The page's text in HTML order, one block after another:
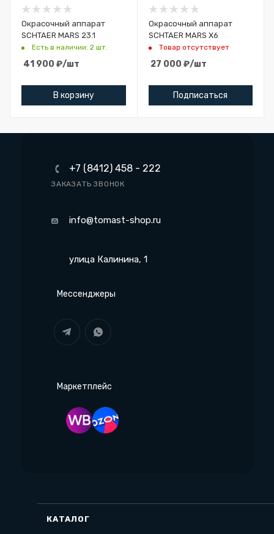
Окрасочный аппарат
SCHTAER MARS 23.1
Есть в наличии: 2 шт.
41 900 ₽/шт
В корзину
Окрасочный аппарат
SCHTAER MARS X6
Товар отсутствует
27 000 ₽/шт
Подписаться
+7 (8412) 458 - 222
ЗАКАЗАТЬ ЗВОНОК
info@tomast-shop.ru
улица Калинина, 1
Мессенджеры
Маркетплейс
КАТАЛОГ